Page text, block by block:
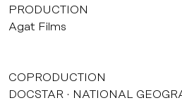
PRODUCTION
Agat Films
COPRODUCTION
DOCSTAR
NATIONAL